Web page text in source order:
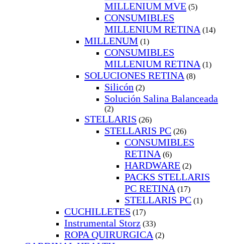
MILLENIUM MVE (5)
CONSUMIBLES
MILLENIUM RETINA (14)
MILLENUM (1)
CONSUMIBLES
MILLENIUM RETINA (1)
SOLUCIONES RETINA (8)
Silicón (2)
Solución Salina Balanceada
(2)
STELLARIS (26)
STELLARIS PC (26)
CONSUMIBLES
RETINA (6)
HARDWARE (2)
PACKS STELLARIS
PC RETINA (17)
STELLARIS PC (1)
CUCHILLETES (17)
Instrumental Storz (33)
ROPA QUIRURGICA (2)